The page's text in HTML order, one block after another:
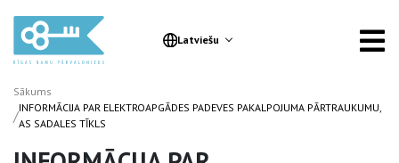
Latviešu
Sākums
/INFORMĀCIJA PAR ELEKTROAPGĀDES PADEVES PAKALPOJUMA PĀRTRAUKUMU,
AS SADALES TĪKLS